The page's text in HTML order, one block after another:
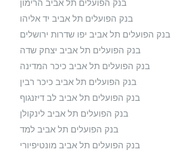
בנק הפועלים תל אביב הרימון
בנק הפועלים תל אביב יד אליהו
בנק הפועלים תל אביב יפו שדרות ירושלים
בנק הפועלים תל אביב יצחק שדה
בנק הפועלים תל אביב כיכר המדינה
בנק הפועלים תל אביב כיכר רבין
בנק הפועלים תל אביב לב דיזנגוף
בנק הפועלים תל אביב לינקולן
בנק הפועלים תל אביב למד
בנק הפועלים תל אביב מונטיפיורי